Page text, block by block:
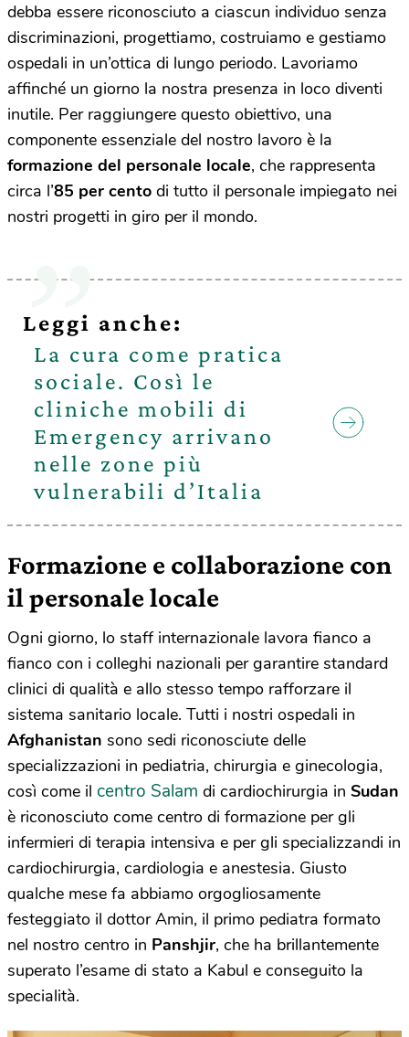
debba essere riconosciuto a ciascun individuo senza
discriminazioni, progettiamo, costruiamo e gestiamo
ospedali in un’ottica di lungo periodo. Lavoriamo
affinché un giorno la nostra presenza in loco diventi
inutile. Per raggiungere questo obiettivo, una
componente essenziale del nostro lavoro è la
formazione del personale locale, che rappresenta
circa l’85 per cento di tutto il personale impiegato nei
nostri progetti in giro per il mondo.
Leggi anche:
La cura come pratica
sociale. Così le
cliniche mobili di
Emergency arrivano
nelle zone più
vulnerabili d’Italia
Formazione e collaborazione con
il personale locale
Ogni giorno, lo staff internazionale lavora fianco a
fianco con i colleghi nazionali per garantire standard
clinici di qualità e allo stesso tempo rafforzare il
sistema sanitario locale. Tutti i nostri ospedali in
Afghanistan sono sedi riconosciute delle
specializzazioni in pediatria, chirurgia e ginecologia,
così come il centro Salam di cardiochirurgia in Sudan
è riconosciuto come centro di formazione per gli
infermieri di terapia intensiva e per gli specializzandi in
cardiochirurgia, cardiologia e anestesia. Giusto
qualche mese fa abbiamo orgogliosamente
festeggiato il dottor Amin, il primo pediatra formato
nel nostro centro in Panshjir, che ha brillantemente
superato l’esame di stato a Kabul e conseguito la
specialità.